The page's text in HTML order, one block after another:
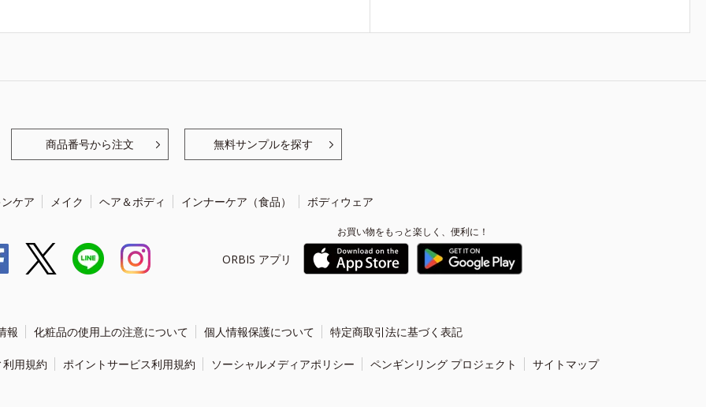
商品番号から注文 無料サンプルを探す
ケア メイク ヘア＆ボディ インナーケア（食品） ボディウェア
ORBIS アプリ
お買い物をもっと楽しく、便利に！
報 化粧品の使用上の注意について 個人情報保護について 特定商取引法に基づく表記
用規約 ポイントサービス利用規約 ソーシャルメディアポリシー ペンギンリング プロジェクト サイトマップ